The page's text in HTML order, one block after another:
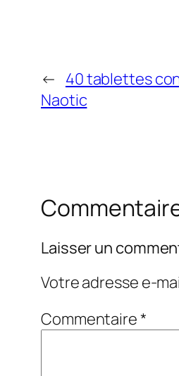
← 40 tablettes
Naotic
Laisser un
Votre adresse e-
Commentaire*